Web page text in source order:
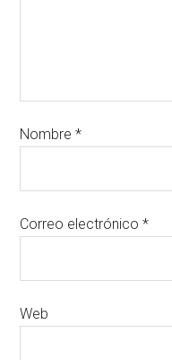
Nombre*
Correo electrónico*
Web